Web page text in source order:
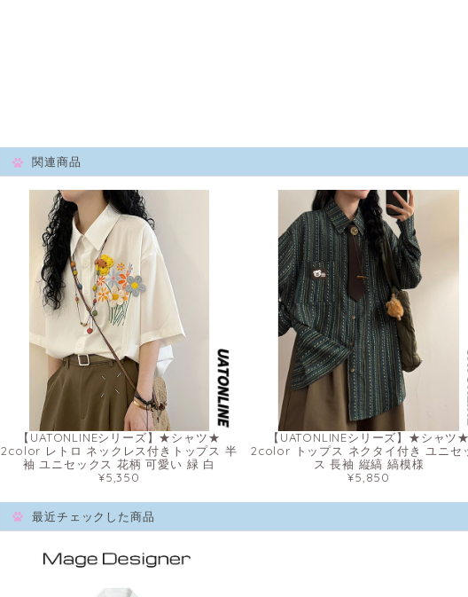
関連商品
【UATONLINEシリーズ】★シャツ★
2color レトロ ネックレス付きトップス 半
袖 ユニセックス 花柄 可愛い 緑 白
¥5,350
【UATONLINEシリーズ】★シャツ
2color トップス ネクタイ付き ユニセ
ス 長袖 縦縞 縞模様
¥5,850
最近チェックした商品